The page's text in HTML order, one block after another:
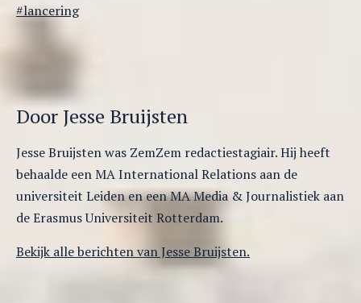
als
Getagged
lancering
Door Jesse Bruijsten
Jesse Bruijsten was ZemZem redactiestagiair. Hij heeft
behaalde een MA International Relations aan de
universiteit Leiden en een MA Media & Journalistiek aan
de Erasmus Universiteit Rotterdam.
Bekijk alle berichten van Jesse Bruijsten.